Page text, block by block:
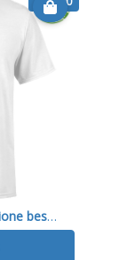
Friends not food - edizione best friends